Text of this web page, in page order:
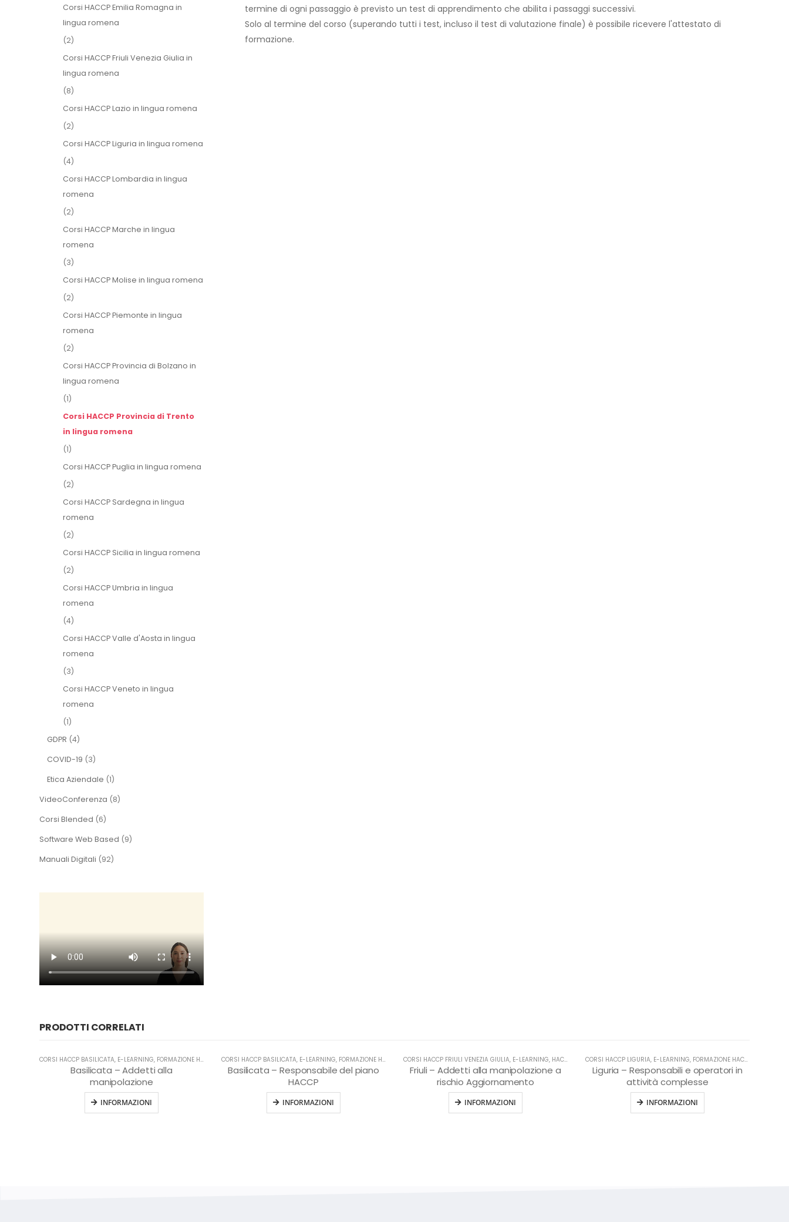
Corsi HACCP Emilia Romagna in
lingua romena
(2)
Corsi HACCP Friuli Venezia Giulia in
lingua romena
(8)
Corsi HACCP Lazio in lingua romena
(2)
Corsi HACCP Liguria in lingua romena
(4)
Corsi HACCP Lombardia in lingua
romena
(2)
Corsi HACCP Marche in lingua
romena
(3)
Corsi HACCP Molise in lingua romena
(2)
Corsi HACCP Piemonte in lingua
romena
(2)
Corsi HACCP Provincia di Bolzano in
lingua romena
(1)
Corsi HACCP Provincia di Trento
in lingua romena
(1)
Corsi HACCP Puglia in lingua romena
(2)
Corsi HACCP Sardegna in lingua
romena
(2)
Corsi HACCP Sicilia in lingua romena
(2)
Corsi HACCP Umbria in lingua
romena
(4)
Corsi HACCP Valle d'Aosta in lingua
romena
(3)
Corsi HACCP Veneto in lingua
romena
(1)
GDPR (4)
COVID-19 (3)
Etica Aziendale (1)
VideoConferenza (8)
Corsi Blended (6)
Software Web Based (9)
Manuali Digitali (92)
termine di ogni passaggio è previsto un test di apprendimento che abilita i passaggi successivi.
Solo al termine del corso (superando tutti i test, incluso il test di valutazione finale) è possibile ricevere l'attestato di
formazione.
PRODOTTI CORRELATI
CORSI HACCP BASILICATA, E-LEARNING, FORMAZIONE HACCP IN LINGUA ITALIANA ,HACCP
Basilicata – Addetti alla
manipolazione
INFORMAZIONI
CORSI HACCP BASILICATA, E-LEARNING, FORMAZIONE HACCP IN LINGUA ITALIANA ,HACCP
Basilicata – Responsabile del piano
HACCP
INFORMAZIONI
CORSI HACCP FRIULI VENEZIA GIULIA, E-LEARNING, HACCP
Friuli – Addetti alla manipolazione a
rischio Aggiornamento
INFORMAZIONI
CORSI HACCP LIGURIA, E-LEARNING, FORMAZIONE HACCP IN LINGUA ITALIANA
Liguria – Responsabili e operatori in
attività complesse
INFORMAZIONI